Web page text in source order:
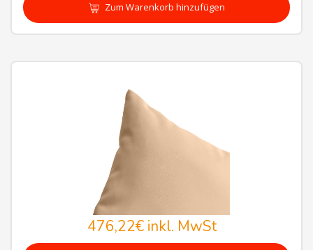
Zum Warenkorb hinzufügen
476,22€inkl. MwSt